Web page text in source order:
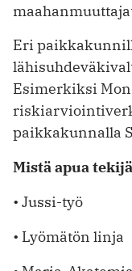
Eri
Esimerkiksi
paikkakunnalla
Mistä apua
• Jussi-työ
• Lyömätön linja